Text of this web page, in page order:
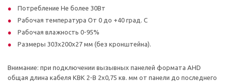
Потребление Не более 30Вт
Рабочая температура От 0 до +40 град. С
Рабочая влажность 0-95%
Размеры 303х200х27 мм (без кронштейна).
Внимание: при подключении вызывных панелей формата AHD
общая длина кабеля КВК 2-В 2х0,75 кв. мм от панели до последнего